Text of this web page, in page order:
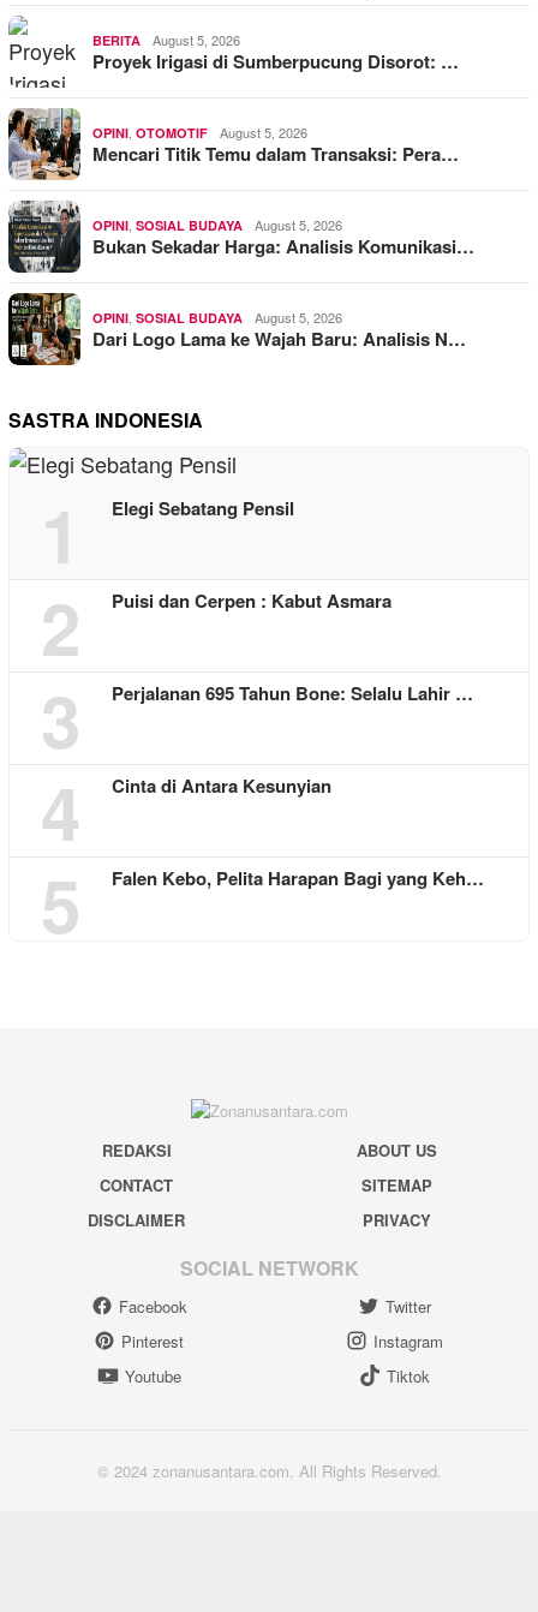
BERITA August 5, 2026
Proyek Irigasi di Sumberpucung Disorot: …
OPINI, OTOMOTIF August 5, 2026
Mencari Titik Temu dalam Transaksi: Pera…
OPINI, SOSIAL BUDAYA August 5, 2026
Bukan Sekadar Harga: Analisis Komunikasi…
OPINI, SOSIAL BUDAYA August 5, 2026
Dari Logo Lama ke Wajah Baru: Analisis N…
SASTRA INDONESIA
1 Elegi Sebatang Pensil
2 Puisi dan Cerpen : Kabut Asmara
3 Perjalanan 695 Tahun Bone: Selalu Lahir …
4 Cinta di Antara Kesunyian
5 Falen Kebo, Pelita Harapan Bagi yang Keh…
REDAKSI
ABOUT US
CONTACT
SITEMAP
DISCLAIMER
PRIVACY
SOCIAL NETWORK
Facebook
Twitter
Pinterest
Instagram
Youtube
Tiktok
© 2024 zonanusantara.com. All Rights Reserved.